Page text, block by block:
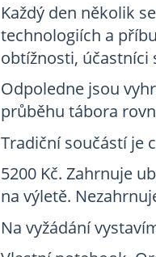
Každý den několik
technologiích a
obtížnosti, účastníci
Odpoledne jsou
průběhu tábora
Tradiční součástí je
5200 Kč. Zahrnuje
na výletě.
Na vyžádání